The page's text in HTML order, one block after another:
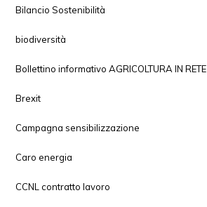
Bilancio Sostenibilità
biodiversità
Bollettino informativo AGRICOLTURA IN RETE
Brexit
Campagna sensibilizzazione
Caro energia
CCNL contratto lavoro